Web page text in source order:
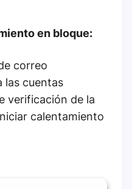
en bloque:
correo
las cuentas
verificación de la
calentamiento